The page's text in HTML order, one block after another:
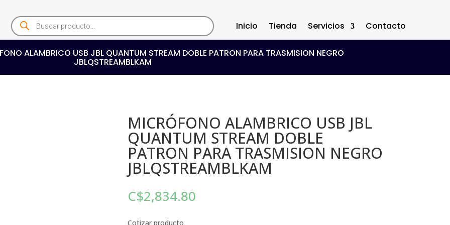
Products
search Inicio Tienda Servicios Contacto
ALAMBRICO USB JBL QUANTUM STREAM DOBLE PATRON PARA TRASMISION NEGRO
JBLQSTREAMBLKAM
MICRÓFONO ALAMBRICO USB JBL
QUANTUM STREAM DOBLE
PATRON PARA TRASMISION NEGRO
JBLQSTREAMBLKAM
C$2,834.80
Cotizar producto